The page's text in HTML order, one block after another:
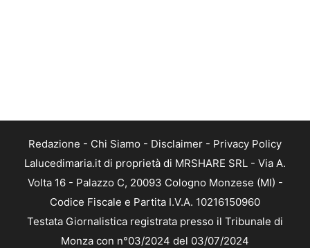
Redazione - Chi Siamo - Disclaimer - Privacy Policy
Lalucedimaria.it di proprietà di MRSHARE SRL - Via A.
Volta 16 - Palazzo C, 20093 Cologno Monzese (MI) -
Codice Fiscale e Partita I.V.A. 10216150960
Testata Giornalistica registrata presso il Tribunale di
Monza con n°03/2024 del 03/07/2024